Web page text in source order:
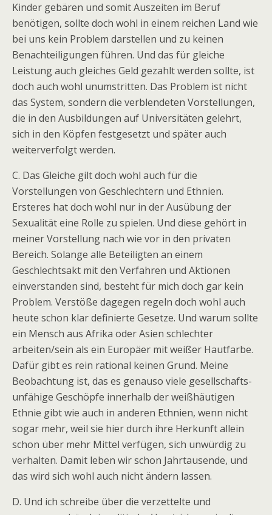
Kinder gebären und somit Auszeiten im Beruf
benötigen, sollte doch wohl in einem reichen Land wie
bei uns kein Problem darstellen und zu keinen
Benachteiligungen führen. Und das für gleiche
Leistung auch gleiches Geld gezahlt werden sollte, ist
doch auch wohl unumstritten. Das Problem ist nicht
das System, sondern die verblendeten Vorstellungen,
die in den Ausbildungen auf Universitäten gelehrt,
sich in den Köpfen festgesetzt und später auch
weiterverfolgt werden.
C. Das Gleiche gilt doch wohl auch für die
Vorstellungen von Geschlechtern und Ethnien.
Ersteres hat doch wohl nur in der Ausübung der
Sexualität eine Rolle zu spielen. Und diese gehört in
meiner Vorstellung nach wie vor in den privaten
Bereich. Solange alle Beteiligten an einem
Geschlechtsakt mit den Verfahren und Aktionen
einverstanden sind, besteht für mich doch gar kein
Problem. Verstöße dagegen regeln doch wohl auch
heute schon klar definierte Gesetze. Und warum sollte
ein Mensch aus Afrika oder Asien schlechter
arbeiten/sein als ein Europäer mit weißer Hautfarbe.
Dafür gibt es rein rational keinen Grund. Meine
Beobachtung ist, das es genauso viele gesellschafts-
unfähige Geschöpfe innerhalb der weißhäutigen
Ethnie gibt wie auch in anderen Ethnien, wenn nicht
sogar mehr, weil sie hier durch ihre Herkunft allein
schon über mehr Mittel verfügen, sich unwürdig zu
verhalten. Damit leben wir schon Jahrtausende, und
das wird sich wohl auch nicht ändern lassen.
D. Und ich schreibe über die verzettelte und